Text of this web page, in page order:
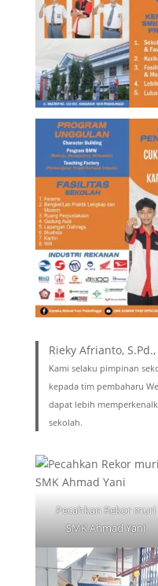
Rieky Afrianto,
Kami selaku pimpinan
kepada tim pembaharu
dapat lebih
sekolah.
Pecahkan Rekor muri
SMK Ahmad Yani